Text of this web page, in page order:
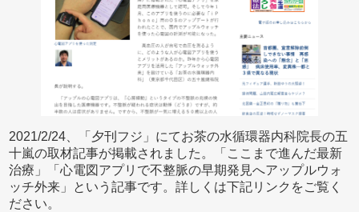
2021/2/24、「夕刊フジ」にてお茶の水循環器内科院長の五
十嵐の取材記事が掲載されました。「ここまで進んだ最新
治療」「心電図アプリで不整脈の早期発見へアップルウォ
ッチ外来」という記事です。詳しくは下記リンクをご覧く
ださい。